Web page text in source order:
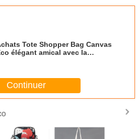
Tote Shopper Bag Canvas
élégant amical avec la
Continuer